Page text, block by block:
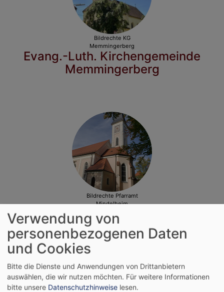
Bildrechte KG
Memmingerberg
Evang.-Luth. Kirchengemeinde
Memmingerberg
Bildrechte Pfarramt
Mindelheim
Evang.-Luth. Kirchengemeinde
Mindelheim
Verwendung von
personenbezogenen Daten
und Cookies
Bitte die Dienste und Anwendungen von Drittanbietern
auswählen, die wir nutzen möchten. Für weitere Informationen
bitte unsere Datenschutzhinweise lesen.